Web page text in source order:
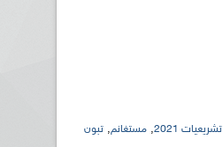
تشريعيات 2021 , مستغانم, تبون